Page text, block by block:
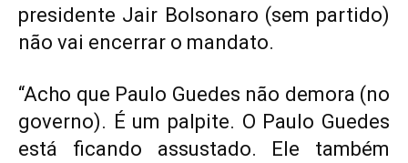
presidente Jair Bolsonaro (sem partido)
não vai encerrar o mandato.
“Acho que Paulo Guedes não demora (no
governo). É um palpite. O Paulo Guedes
está ficando assustado. Ele também